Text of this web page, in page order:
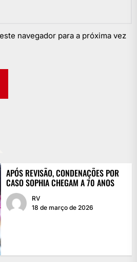
navegador para a próxima vez
APÓS REVISÃO, CONDENAÇÕES POR
CASO SOPHIA CHEGAM A 70 ANOS
RV
18 de março de 2026